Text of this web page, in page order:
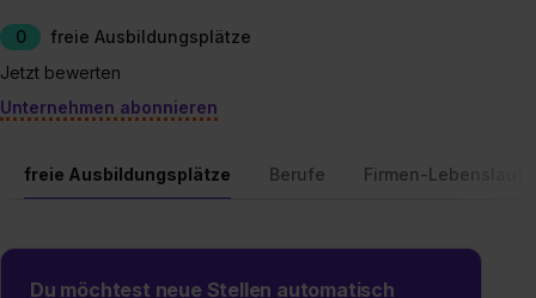
0
freie Ausbildungsplätze
Jetzt bewerten
Unternehmen abonnieren
freie Ausbildungsplätze Berufe Firmen-Lebenslauf
Du möchtest neue Stellen automatisch